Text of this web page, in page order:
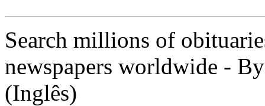
Search millions of
newspapers worldwide -
(Inglês)